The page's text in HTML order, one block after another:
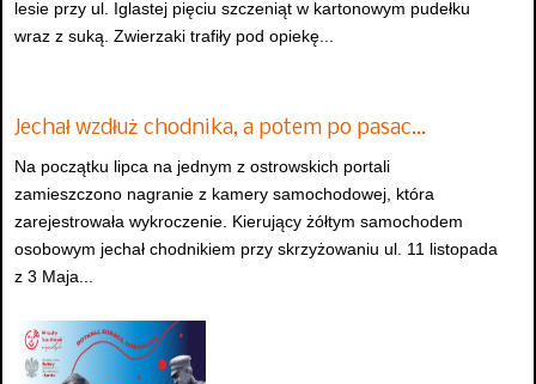
lesie przy ul. Iglastej pięciu szczeniąt w kartonowym pudełku
wraz z suką. Zwierzaki trafiły pod opiekę...
Jechał wzdłuż chodnika, a potem po pasac…
Na początku lipca na jednym z ostrowskich portali
zamieszczono nagranie z kamery samochodowej, która
zarejestrowała wykroczenie. Kierujący żółtym samochodem
osobowym jechał chodnikiem przy skrzyżowaniu ul. 11 listopada
z 3 Maja...